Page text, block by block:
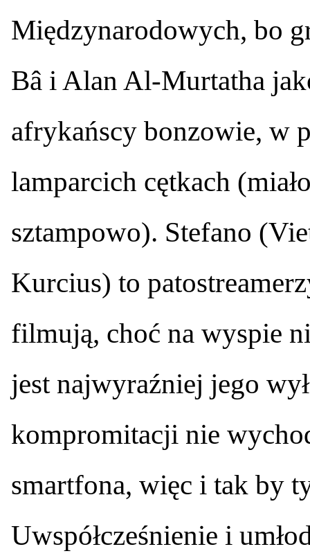
Międzynarodowych, bo
Bâ i Alan Al-Murtatha
afrykańscy bonzowie, w
lamparcich cętkach
sztampowo). Stefano
Kurcius) to
filmują, choć na wyspie
jest najwyraźniej jego
kompromitacji nie
smartfona, więc i tak by
Uwspółcześnienie i